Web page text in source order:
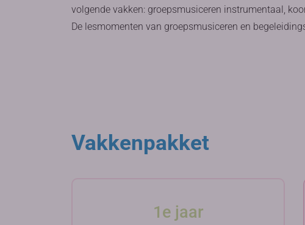
volgende vakken: groepsmusiceren instrumentaal,
De lesmomenten van groepsmusiceren en
Vakkenpakket
1e jaar